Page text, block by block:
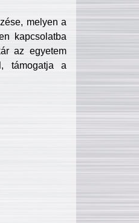
melyen a
kapcsolatba
az egyetem
támogatja a